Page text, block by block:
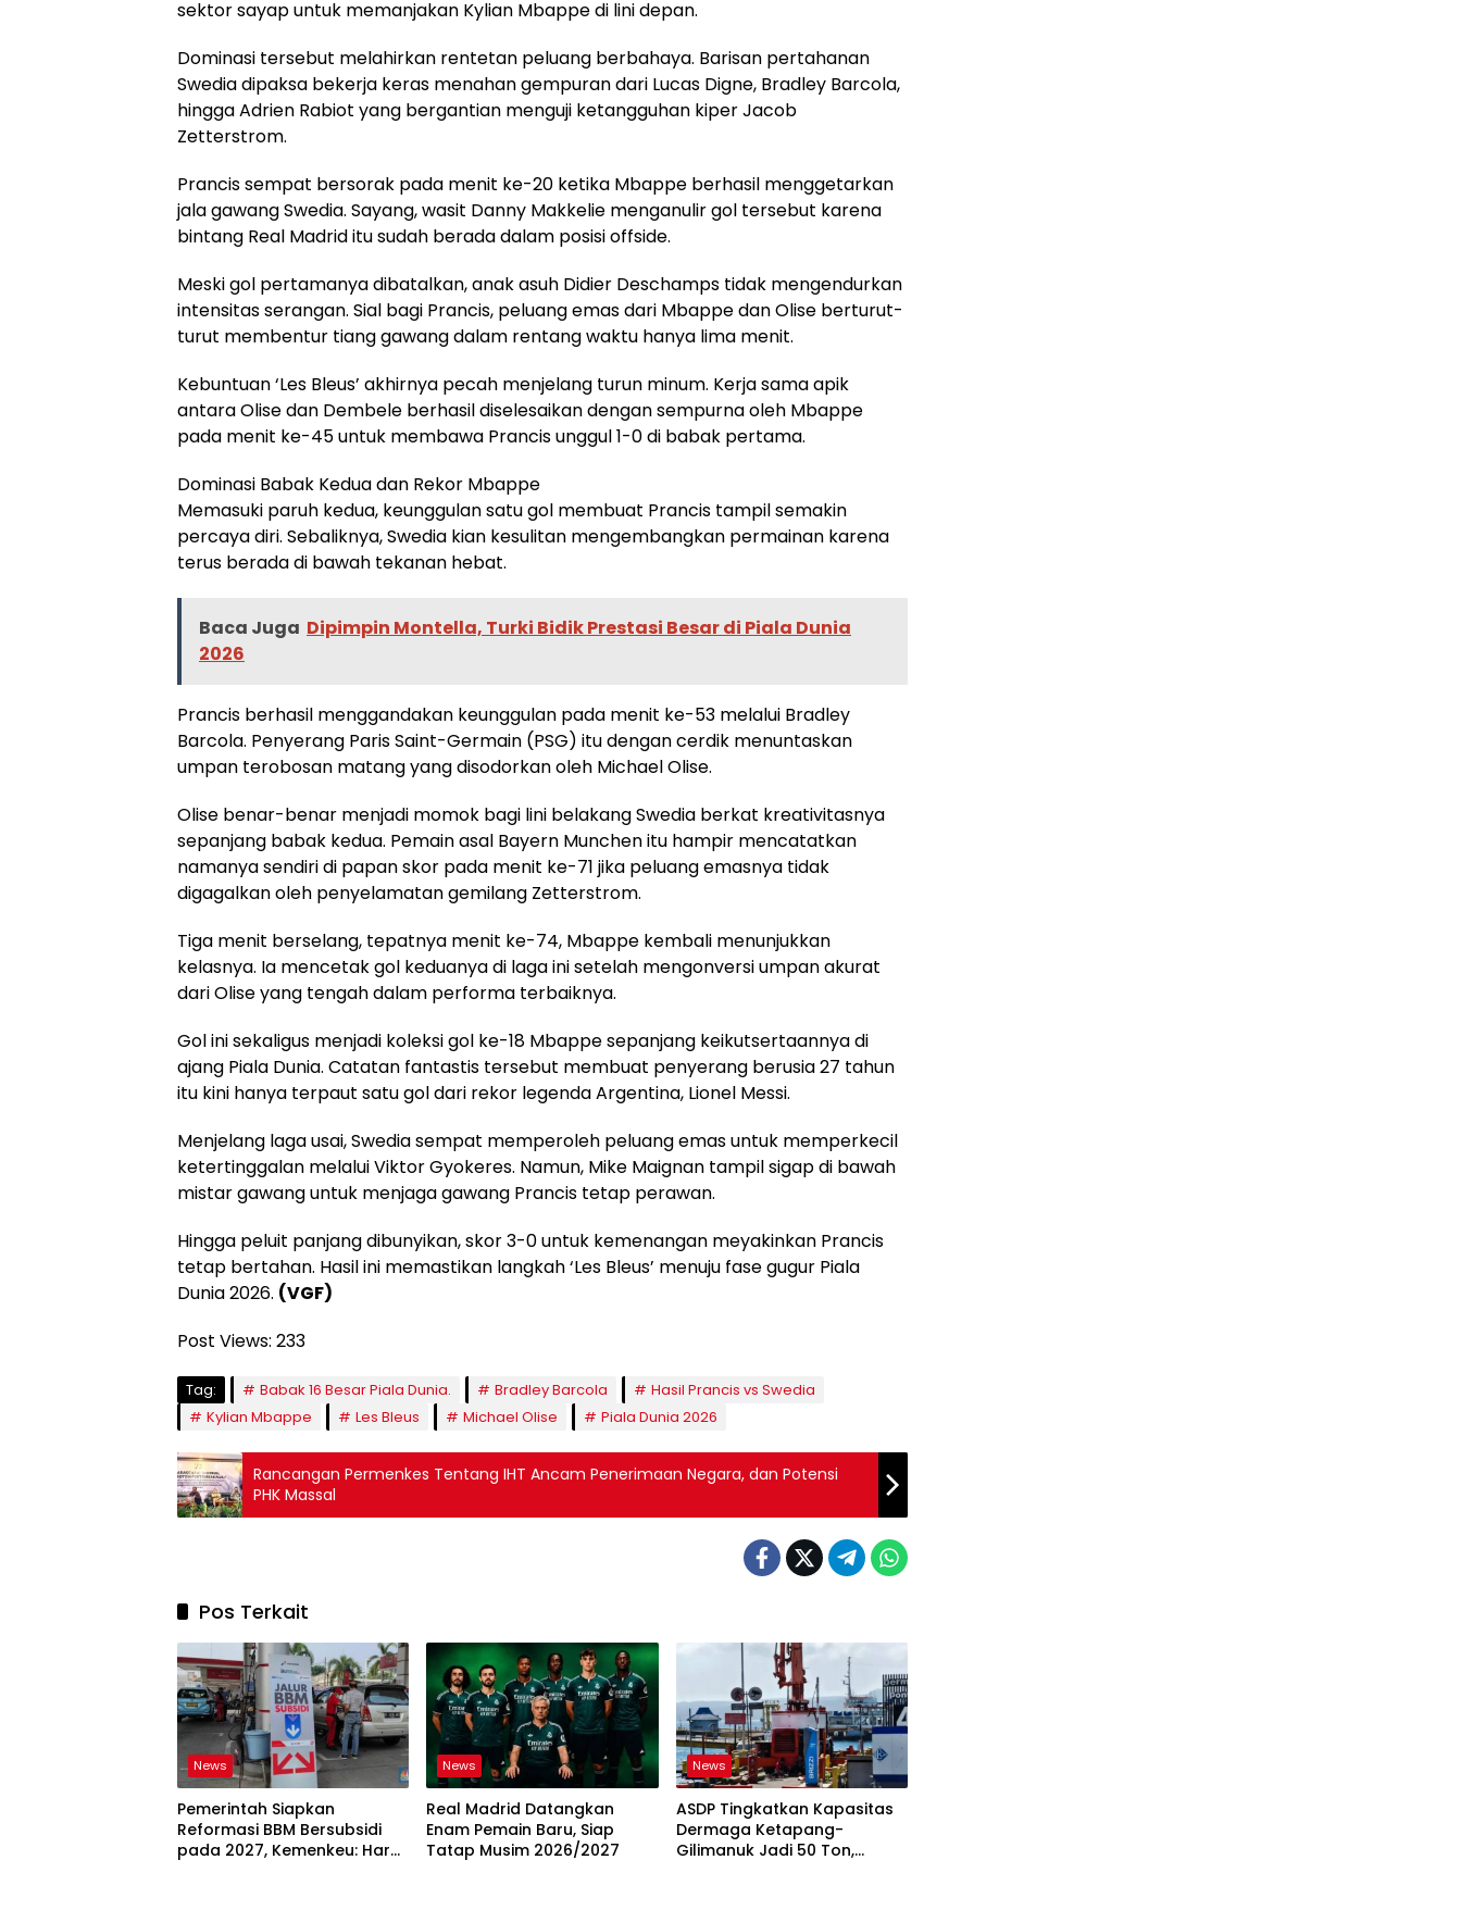
sektor sayap untuk memanjakan Kylian Mbappe di lini depan.
Dominasi tersebut melahirkan rentetan peluang berbahaya. Barisan pertahanan
Swedia dipaksa bekerja keras menahan gempuran dari Lucas Digne, Bradley Barcola,
hingga Adrien Rabiot yang bergantian menguji ketangguhan kiper Jacob
Zetterstrom.
Prancis sempat bersorak pada menit ke-20 ketika Mbappe berhasil menggetarkan
jala gawang Swedia. Sayang, wasit Danny Makkelie menganulir gol tersebut karena
bintang Real Madrid itu sudah berada dalam posisi offside.
Meski gol pertamanya dibatalkan, anak asuh Didier Deschamps tidak mengendurkan
intensitas serangan. Sial bagi Prancis, peluang emas dari Mbappe dan Olise berturut-
turut membentur tiang gawang dalam rentang waktu hanya lima menit.
Kebuntuan ‘Les Bleus’ akhirnya pecah menjelang turun minum. Kerja sama apik
antara Olise dan Dembele berhasil diselesaikan dengan sempurna oleh Mbappe
pada menit ke-45 untuk membawa Prancis unggul 1-0 di babak pertama.
Dominasi Babak Kedua dan Rekor Mbappe
Memasuki paruh kedua, keunggulan satu gol membuat Prancis tampil semakin
percaya diri. Sebaliknya, Swedia kian kesulitan mengembangkan permainan karena
terus berada di bawah tekanan hebat.
Baca Juga Dipimpin Montella, Turki Bidik Prestasi Besar di Piala Dunia
2026
Prancis berhasil menggandakan keunggulan pada menit ke-53 melalui Bradley
Barcola. Penyerang Paris Saint-Germain (PSG) itu dengan cerdik menuntaskan
umpan terobosan matang yang disodorkan oleh Michael Olise.
Olise benar-benar menjadi momok bagi lini belakang Swedia berkat kreativitasnya
sepanjang babak kedua. Pemain asal Bayern Munchen itu hampir mencatatkan
namanya sendiri di papan skor pada menit ke-71 jika peluang emasnya tidak
digagalkan oleh penyelamatan gemilang Zetterstrom.
Tiga menit berselang, tepatnya menit ke-74, Mbappe kembali menunjukkan
kelasnya. Ia mencetak gol keduanya di laga ini setelah mengonversi umpan akurat
dari Olise yang tengah dalam performa terbaiknya.
Gol ini sekaligus menjadi koleksi gol ke-18 Mbappe sepanjang keikutsertaannya di
ajang Piala Dunia. Catatan fantastis tersebut membuat penyerang berusia 27 tahun
itu kini hanya terpaut satu gol dari rekor legenda Argentina, Lionel Messi.
Menjelang laga usai, Swedia sempat memperoleh peluang emas untuk memperkecil
ketertinggalan melalui Viktor Gyokeres. Namun, Mike Maignan tampil sigap di bawah
mistar gawang untuk menjaga gawang Prancis tetap perawan.
Hingga peluit panjang dibunyikan, skor 3-0 untuk kemenangan meyakinkan Prancis
tetap bertahan. Hasil ini memastikan langkah ‘Les Bleus’ menuju fase gugur Piala
Dunia 2026. (VGF)
Post Views: 233
Tag: Babak 16 Besar Piala Dunia. Bradley Barcola
Hasil Prancis vs Swedia
Kylian Mbappe
Les Bleus Michael Olise Piala Dunia 2026
Rancangan Permenkes Tentang IHT Ancam Penerimaan Negara, dan Potensi
PHK Massal
Pos Terkait
News
Pemerintah Siapkan
Reformasi BBM Bersubsidi
pada 2027, Kemenkeu: Harus
News
Real Madrid Datangkan
Enam Pemain Baru, Siap
Tatap Musim 2026/2027
News
ASDP Tingkatkan Kapasitas
Dermaga Ketapang-
Gilimanuk Jadi 50 Ton,